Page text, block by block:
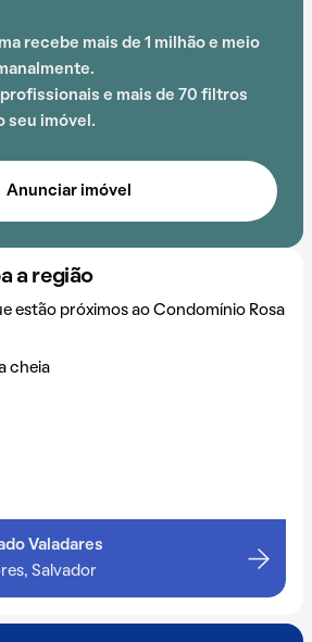
Rosa é ideal para quem
Mini Mundo, Escola Tempo de
Capemi, Espaço Conceito,
recebe mais de 1 milhão e meio
e mais de 70 filtros
seu imóvel.
Anunciar imóvel
a região
estão próximos ao Condomínio Rosa
Valadares
Salvador